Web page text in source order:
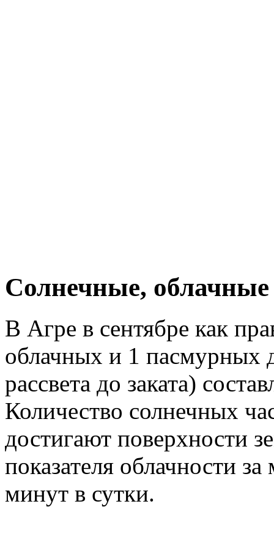
Cолнечные,
В Агре в сентябре как
облачных и 1 пасмурных
рассвета до заката)
Количество солнечных
достигают поверхности
показателя облачности
минут в сутки.